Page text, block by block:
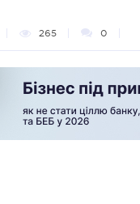
265 0